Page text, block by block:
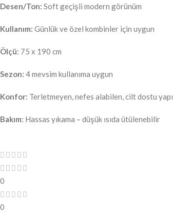
Desen/Ton: Soft geçişli modern görünüm
Kullanım: Günlük ve özel kombinler için uygun
Ölçü: 75 x 190 cm
Sezon: 4 mevsim kullanıma uygun
Konfor: Terletmeyen, nefes alabilen, cilt dostu yapı
Bakım: Hassas yıkama – düşük ısıda ütülenebilir
0
0